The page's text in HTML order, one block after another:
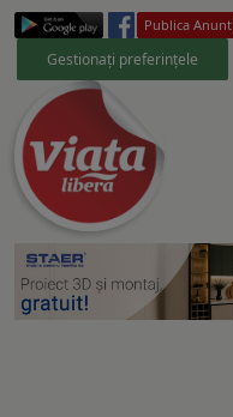
Publica Anunt
Gestionați preferințele